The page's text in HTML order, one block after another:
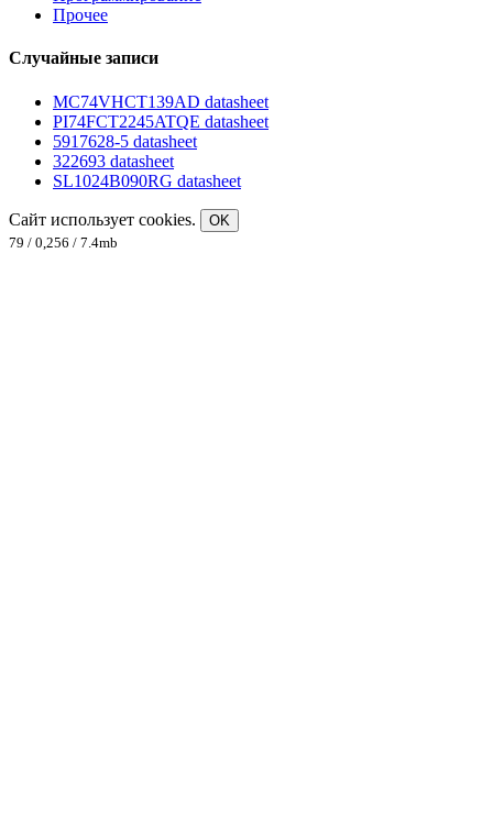
Прочее
Случайные записи
MC74VHCT139AD datasheet
PI74FCT2245ATQE datasheet
5917628-5 datasheet
322693 datasheet
SL1024B090RG datasheet
Сайт использует cookies.
OK
79 / 0,256 / 7.4mb